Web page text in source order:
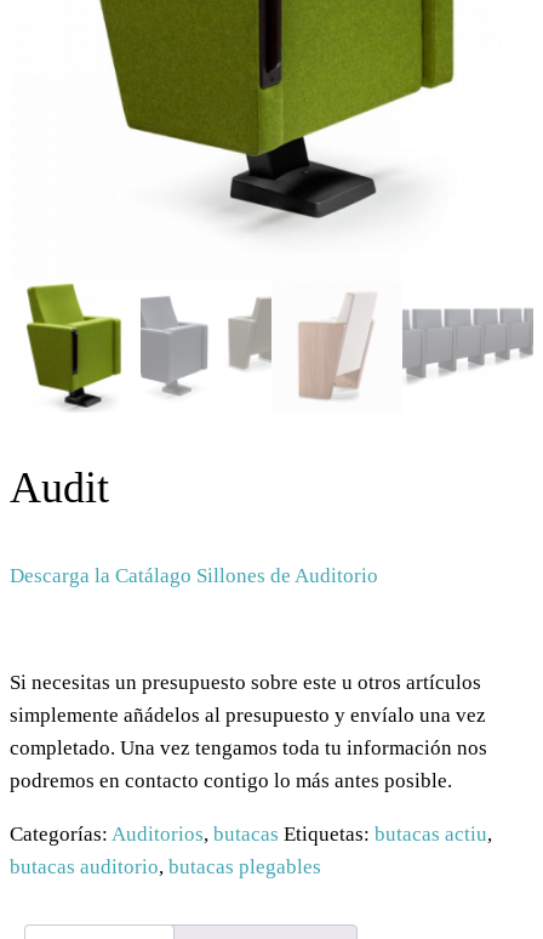
Audit
Descarga la Catálago Sillones de Auditorio
Si necesitas un presupuesto sobre este u otros artículos
simplemente añádelos al presupuesto y envíalo una vez
completado. Una vez tengamos toda tu información nos
podremos en contacto contigo lo más antes posible.
Categorías: Auditorios, butacas Etiquetas: butacas actiu,
butacas auditorio, butacas plegables